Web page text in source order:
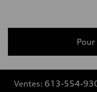
Ventes: 613-554-